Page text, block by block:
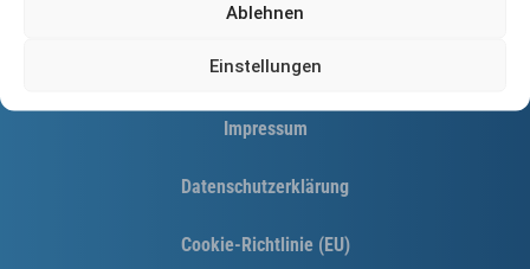
Ablehnen
Einstellungen
Kontakt
Impressum
Datenschutzerklärung
Cookie-Richtlinie (EU)